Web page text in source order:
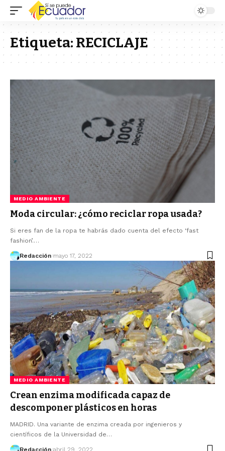
Etiqueta: RECICLAJE
MEDIO AMBIENTE
Moda circular: ¿cómo reciclar ropa usada?
Si eres fan de la ropa te habrás dado cuenta del efecto ‘fast
fashion’.…
Redacción mayo 17, 2022
MEDIO AMBIENTE
Crean enzima modificada capaz de
descomponer plásticos en horas
MADRID. Una variante de enzima creada por ingenieros y
científicos de la Universidad de…
Redacción abril 29, 2022